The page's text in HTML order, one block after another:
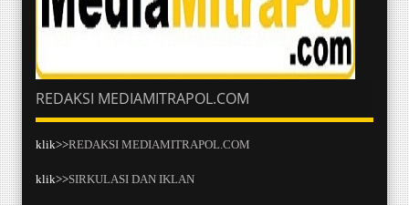
REDAKSI MEDIAMITRAPOL.COM
klik>>REDAKSI MEDIAMITRAPOL.COM
klik>>SIRKULASI DAN IKLAN